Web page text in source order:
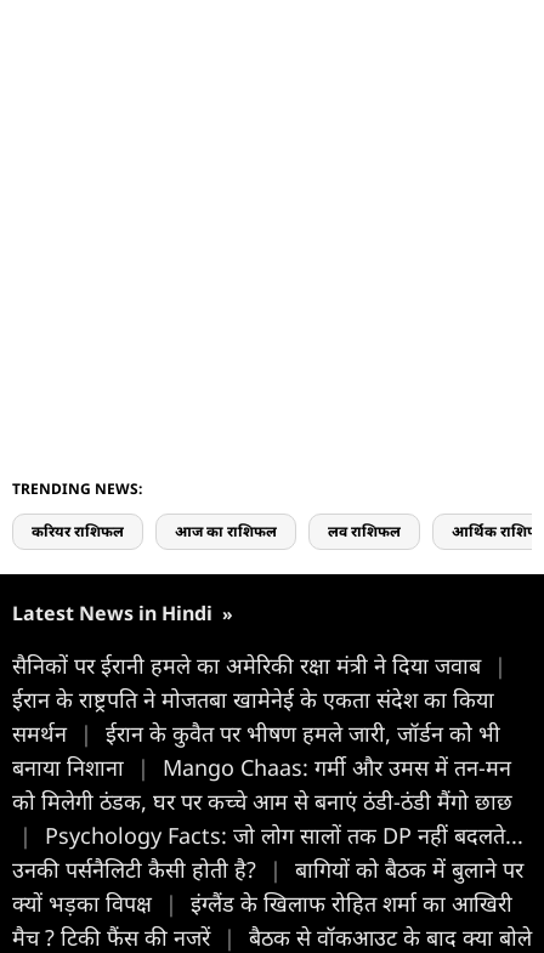
TRENDING NEWS:
करियर राशिफल आज का राशिफल लव राशिफल आर्थिक
Latest News in Hindi »
सैनिकों पर ईरानी हमले का अमेरिकी रक्षा मंत्री ने दिया जवाब |
ईरान के राष्ट्रपति ने मोजतबा खामेनेई के एकता संदेश का किया
समर्थन |
ईरान के कुवैत पर भीषण हमले जारी, जॉर्डन कोे भी
बनाया निशाना
|
Mango Chaas: गर्मी और उमस में तन-मन
को मिलेगी ठंडक, घर पर कच्चे आम से बनाएं ठंडी-ठंडी मैंगो छाछ
|
Psychology Facts: जो लोग सालों तक DP नहीं बदलते...
उनकी पर्सनैलिटी कैसी होती है?
|
बागियों को बैठक में बुलाने पर
क्यों भड़का विपक्ष |
इंग्लैंड के खिलाफ रोहित शर्मा का आखिरी
मैच ? टिकी फैंस की नजरें |
बैठक से वॉकआउट के बाद क्या बोले